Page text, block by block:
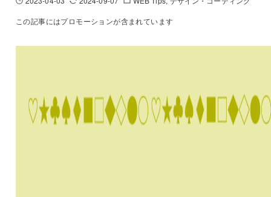
この記事にはプロモーションが含まれています